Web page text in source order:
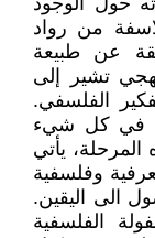
من رواد
عن طبيعة
تشير إلى
الفلسفي.
في كل شيء
يأتي
وفلسفية
الى اليقين.
الفلسفية